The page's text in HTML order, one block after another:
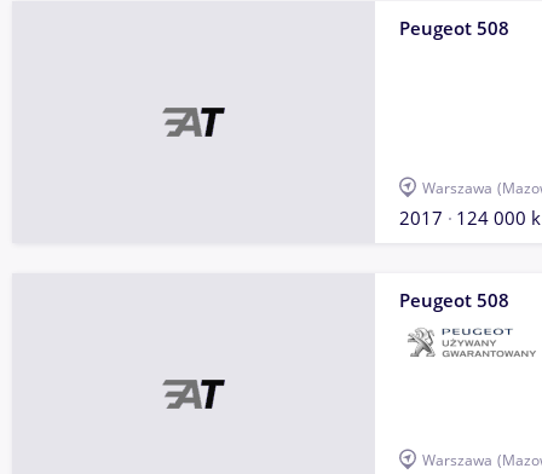
Peugeot 508
Warszawa
2017 124 000
Peugeot 508
Warszawa